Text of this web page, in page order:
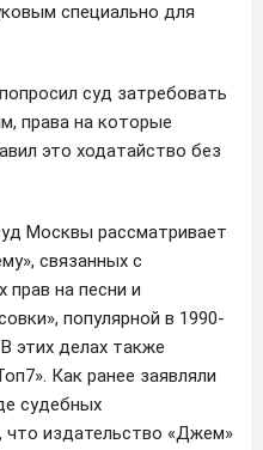
специально для
суд затребовать
права на которые
это ходатайство без
Москвы рассматривает
связанных с
прав на песни и
популярной в 1990-
этих делах также
Как ранее заявляли
судебных
что издательство «Джем»